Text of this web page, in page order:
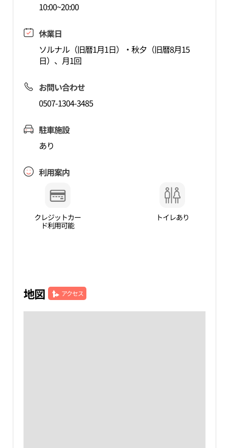
10:00~20:00
休業日
ソルナル（旧暦1月1日）・秋夕（旧暦8月15
日）、月1回
お問い合わせ
0507-1304-3485
駐車施設
あり
利用案内
クレジットカー
ド利用可能
トイレあり
地図 アクセス